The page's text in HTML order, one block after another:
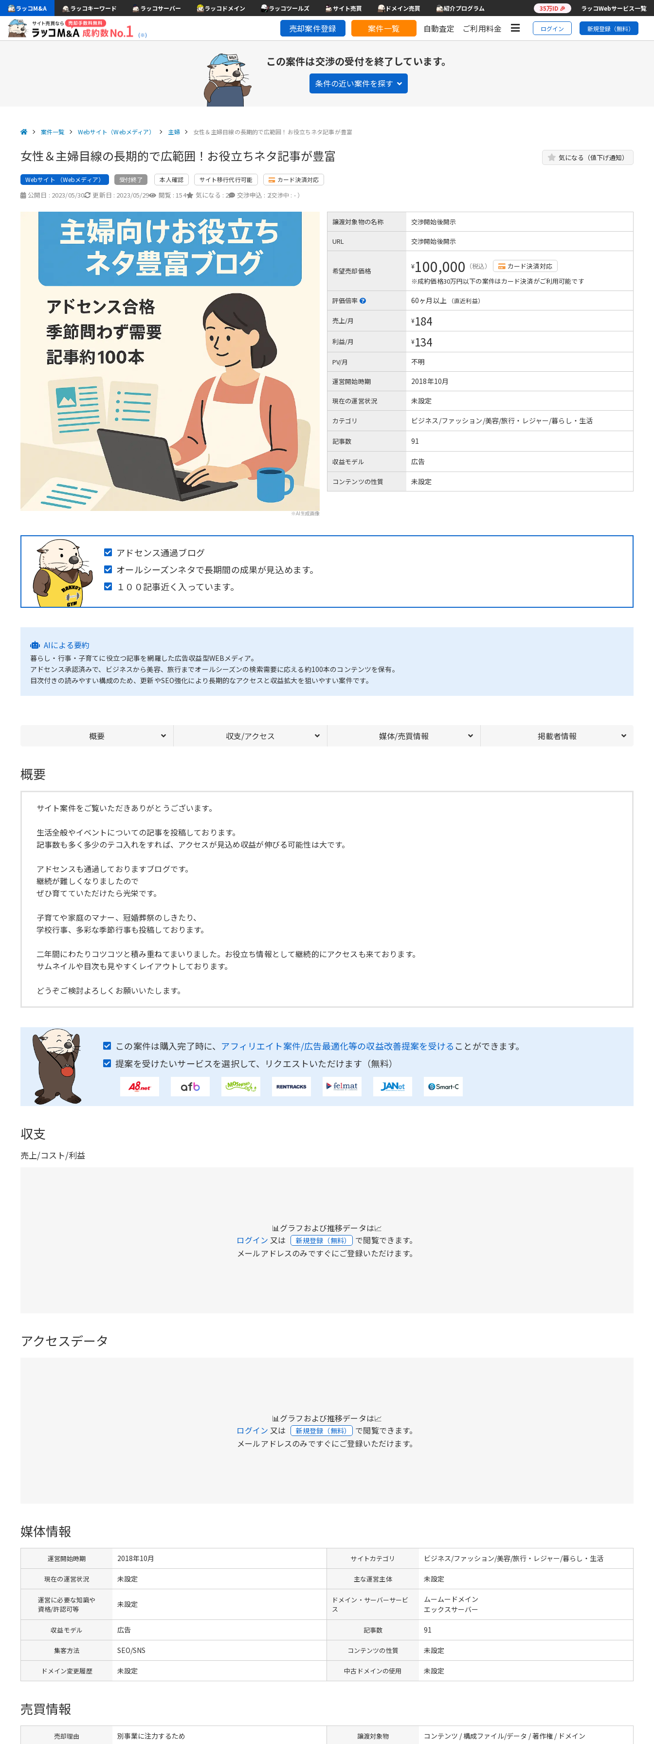
ラッコM&A ラッコキーワード ラッコサーバー ラッコドメイン ラッコツールズ サイト売買 ドメイン売買 紹介プログラム 35万ID 🎉 ラッコWebサービス一覧
(※)
売却案件登録 案件一覧 自動査定 ご利用料金 ログイン 新規登録（無料）
この案件は交渉の受付を終了しています。
条件の近い案件を探す
案件一覧 Webサイト（Webメディア） 主婦 女性＆主婦目線の長期的で広範囲！お役立ちネタ記事が豊富
女性＆主婦目線の長期的で広範囲！お役立ちネタ記事が豊富 気になる（値下げ通知）
Webサイト （Webメディア） 受付終了 本人確認 サイト移行代行可能 カード決済対応
公開日 : 2023/05/30 更新日 : 2023/05/29 閲覧 : 154 気になる : 2 交渉申込 : 2
（交渉中 : - ）
※AI生成画像
譲渡対象物の名称 交渉開始後開示
URL 交渉開始後開示
希望売却価格 ¥100,000 （税込）
カード決済対応
※成約価格30万円以下の案件はカード決済がご利用可能です
評価倍率 60ヶ月以上 （直近利益）
売上/月 ¥184
利益/月 ¥134
PV/月 不明
運営開始時期 2018年10月
現在の運営状況 未設定
カテゴリ ビジネス/ファッション/美容/旅行・レジャー/暮らし・生活
記事数 91
収益モデル 広告
コンテンツの性質 未設定
アドセンス通過ブログ
オールシーズンネタで長期間の成果が見込めます。
１００記事近く入っています。
AIによる要約
暮らし・行事・子育てに役立つ記事を網羅した広告収益型WEBメディア。
アドセンス承認済みで、ビジネスから美容、旅行までオールシーズンの検索需要に応える約100本のコンテンツを保有。
目次付きの読みやすい構成のため、更新やSEO強化により長期的なアクセスと収益拡大を狙いやすい案件です。
概要 収支/アクセス 媒体/売買情報 掲載者情報
概要
サイト案件をご覧いただきありがとうございます。
生活全般やイベントについての記事を投稿しております。
記事数も多く多少のテコ入れをすれば、アクセスが見込め収益が伸びる可能性は大です。
アドセンスも通過しておりますブログです。
継続が難しくなりましたので
ぜひ育てていただけたら光栄です。
子育てや家庭のマナー、冠婚葬祭のしきたり、
学校行事、多彩な季節行事も投稿しております。
二年間にわたりコツコツと積み重ねてまいりました。お役立ち情報として継続的にアクセスも来ております。
サムネイルや目次も見やすくレイアウトしております。
どうぞご検討よろしくお願いいたします。
この案件は購入完了時に、 アフィリエイト案件/広告最適化等の収益改善提案を受ける ことができます。
提案を受けたいサービスを選択して、リクエストいただけます（無料）
収支
売上/コスト/利益
📊グラフおよび推移データは📈
ログイン 又は 新規登録（無料） で閲覧できます。
メールアドレスのみですぐにご登録いただけます。
アクセスデータ
📊グラフおよび推移データは📈
ログイン 又は 新規登録（無料） で閲覧できます。
メールアドレスのみですぐにご登録いただけます。
媒体情報
運営開始時期 2018年10月 サイトカテゴリ ビジネス/ファッション/美容/旅行・レジャー/暮らし・生活
現在の運営状況 未設定 主な運営主体 未設定
運営に必要な知識や
資格/許認可等
未設定
ドメイン・サーバーサービ
ス
ムームードメイン
エックスサーバー
収益モデル 広告 記事数 91
集客方法 SEO/SNS コンテンツの性質 未設定
ドメイン変更履歴 未設定 中古ドメインの使用 未設定
売買情報
売却理由 別事業に注力するため 譲渡対象物 コンテンツ / 構成ファイル/データ / 著作権 / ドメイン